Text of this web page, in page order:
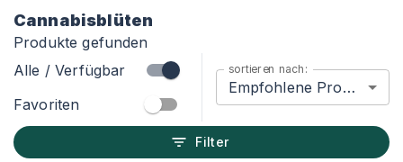
Cannabisblüten
Produkte gefunden
Alle / Verfügbar
Favoriten
sortieren nach:
Empfohlene Produkte
Filter